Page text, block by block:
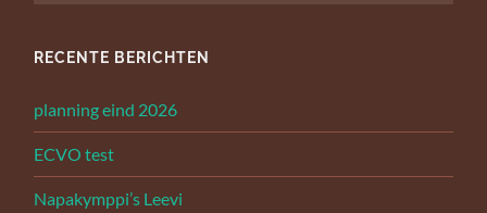
RECENTE BERICHTEN
planning eind 2026
ECVO test
Napakymppi’s Leevi